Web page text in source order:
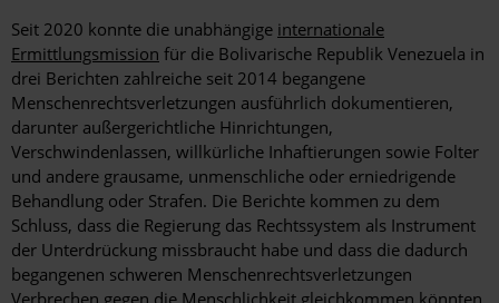
Seit 2020 konnte die unabhängige internationale
Ermittlungsmission für die Bolivarische Republik Venezuela in
drei Berichten zahlreiche seit 2014 begangene
Menschenrechtsverletzungen ausführlich dokumentieren,
darunter außergerichtliche Hinrichtungen,
Verschwindenlassen, willkürliche Inhaftierungen sowie Folter
und andere grausame, unmenschliche oder erniedrigende
Behandlung oder Strafen. Die Berichte kommen zu dem
Schluss, dass die Regierung das Rechtssystem als Instrument
der Unterdrückung missbraucht habe und dass die dadurch
begangenen schweren Menschenrechtsverletzungen
Verbrechen gegen die Menschlichkeit gleichkommen könnten.